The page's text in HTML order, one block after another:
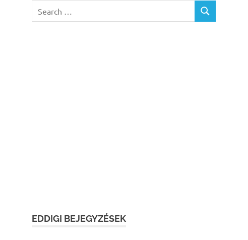
for:
SEARCH
EDDIGI BEJEGYZÉSEK